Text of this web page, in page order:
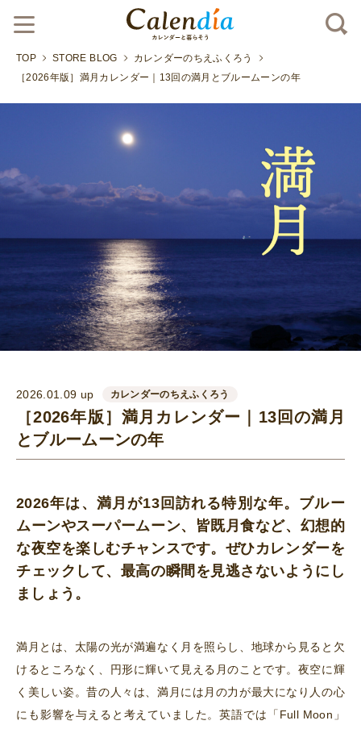
TOP STORE BLOG
カレンダーのちえふくろう
［2026年版］満月カレンダー｜13回の満月とブルームーンの年
2026.01.09 up カレンダーのちえふくろう
［2026年版］満月カレンダー｜13回の満月
とブルームーンの年
2026年は、満月が13回訪れる特別な年。ブルー
ムーンやスーパームーン、皆既月食など、幻想的
な夜空を楽しむチャンスです。ぜひカレンダーを
チェックして、最高の瞬間を見逃さないようにし
ましょう。
満月とは、太陽の光が満遍なく月を照らし、地球から見ると欠
けるところなく、円形に輝いて見える月のことです。夜空に輝
く美しい姿。昔の人々は、満月には月の力が最大になり人の心
にも影響を与えると考えていました。英語では「Full Moon」